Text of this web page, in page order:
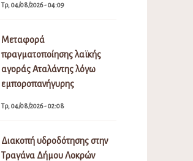
Τρ, 04/08/2026 - 04:09
Μεταφορά
πραγματοποίησης λαϊκής
αγοράς Αταλάντης λόγω
εμποροπανήγυρης
Τρ, 04/08/2026 - 02:08
Διακοπή υδροδότησης στην
Τραγάνα Δήμου Λοκρών